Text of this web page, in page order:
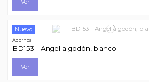
Ver
Nuevo
Adornos
BD153 - Angel algodón, blanco
Ver